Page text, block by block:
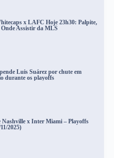
x LAFC Hoje 23h30: Palpite,
Onde Assistir da MLS
Luis Suárez por chute em
durante os playoffs
Nashville x Inter Miami – Playoffs
2025)